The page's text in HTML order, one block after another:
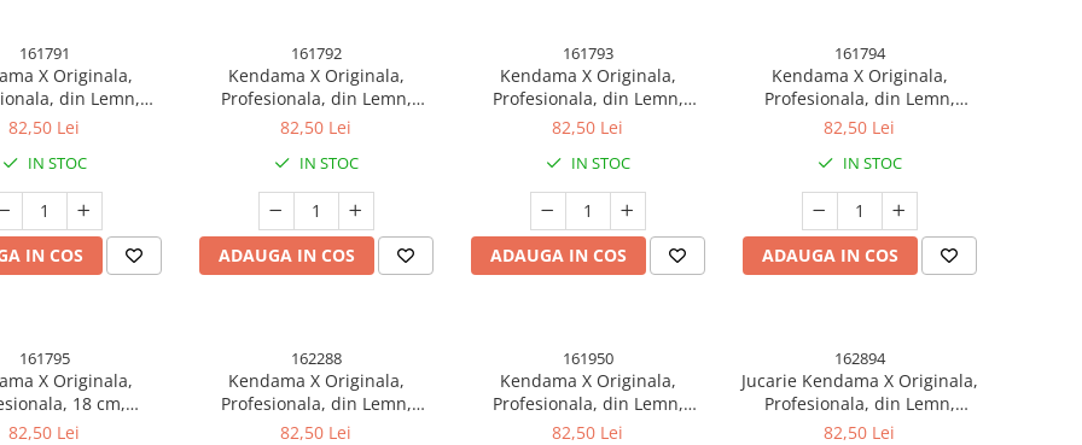
161791
X Originala,
din Lemn,
Grip, 18 cm,
82,50 Lei
IN STOC
IN COS
161792
Kendama X Originala,
Profesionala, din Lemn,
Rubber Grip, 18 cm, Rosu/Alb
82,50 Lei
IN STOC
ADAUGA IN COS
161793
Kendama X Originala,
Profesionala, din Lemn,
Rubber Grip, 18 cm,
82,50 Lei
IN STOC
ADAUGA IN COS
161794
Kendama X Originala,
Profesionala, din Lemn,
Rubber Grip, 18 cm, Gradient
82,50 Lei
IN STOC
ADAUGA IN COS
161795
X Originala,
18 cm,
+9 Ani, din
82,50 Lei
162288
Kendama X Originala,
Profesionala, din Lemn,
Rubber Grip, 18 cm, Roz/Alb
82,50 Lei
161950
Kendama X Originala,
Profesionala, din Lemn,
Rubber Grip, 18 cm,
82,50 Lei
162894
Jucarie Kendama X Originala,
Profesionala, din Lemn,
Rubber Grip, 18 cm,
82,50 Lei